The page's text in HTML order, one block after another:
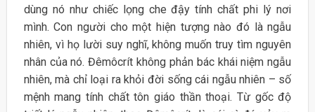
dùng nó như chiếc lọng che đậy tính chất phi lý nơi
mình. Con người cho một hiện tượng nào đó là ngẫu
nhiên, vì họ lười suy nghĩ, không muốn truy tìm nguyên
nhân của nó. Đêmôcrít không phản bác khái niệm ngẫu
nhiên, mà chỉ loại ra khỏi đời sống cái ngẫu nhiên – số
mệnh mang tính chất tôn giáo thần thoại. Từ gốc độ